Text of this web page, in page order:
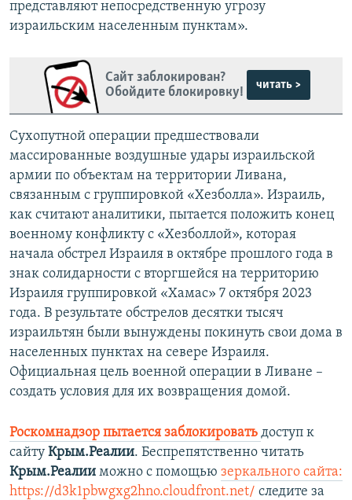
представляют непосредственную угрозу
израильским населенным пунктам».
Сайт заблокирован?
Обойдите блокировку!
читать >
Сухопутной операции предшествовали
массированные воздушные удары израильской
армии по объектам на территории Ливана,
связанным с группировкой «Хезболла». Израиль,
как считают аналитики, пытается положить конец
военному конфликту с «Хезболлой», которая
начала обстрел Израиля в октябре прошлого года в
знак солидарности с вторгшейся на территорию
Израиля группировкой «Хамас» 7 октября 2023
года. В результате обстрелов десятки тысяч
израильтян были вынуждены покинуть свои дома в
населенных пунктах на севере Израиля.
Официальная цель военной операции в Ливане –
создать условия для их возвращения домой.
Роскомнадзор пытается заблокировать доступ к
сайту Крым.Реалии. Беспрепятственно читать
Крым.Реалии можно с помощью зеркального сайта:
https://d3k1pbwgxg2hno.cloudfront.net/ следите за